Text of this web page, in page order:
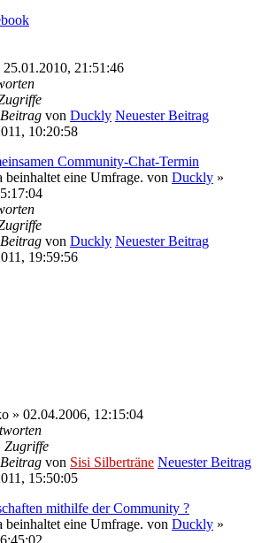
25.01.2010, 21:51:46
von Duckly Neuester Beitrag
10:20:58
Community-Chat-Termin
beinhaltet eine Umfrage. von Duckly »
von Duckly Neuester Beitrag
19:59:56
» 02.04.2006, 12:15:04
Zugriffe
von Sisi Silberträne Neuester Beitrag
15:50:05
mithilfe der Community ?
beinhaltet eine Umfrage. von Duckly »